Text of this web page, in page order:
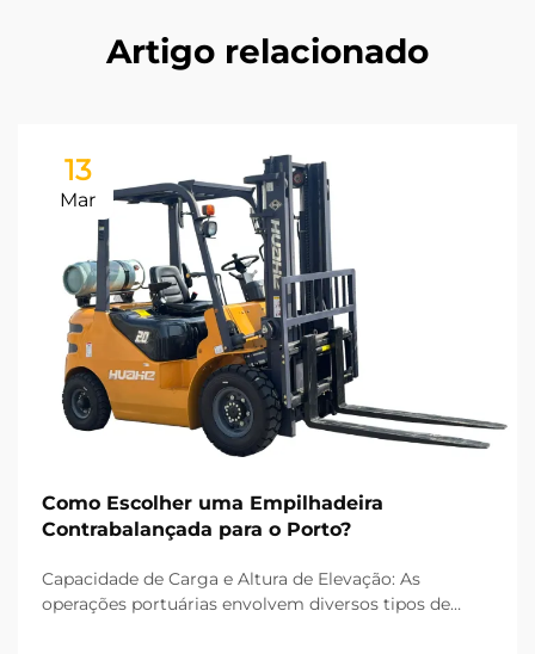
Artigo relacionado
13
Mar
Como Escolher uma Empilhadeira
Contrabalançada para o Porto?
Capacidade de Carga e Altura de Elevação: As
operações portuárias envolvem diversos tipos de